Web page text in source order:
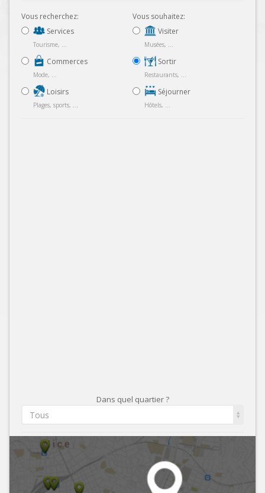
Vous recherchez:
Services
Tourisme, ...
Commerces
Mode, ...
Loisirs
Plages, sports, ...
Vous souhaitez:
Visiter
Musées, ...
Sortir
Restaurants, ...
Séjourner
Hôtels, ...
Dans quel quartier ?
Tous